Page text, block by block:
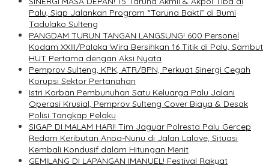
Palu, Siap Jalankan Program “Taruna Bakti” di Bumi
Tadulako Sulteng
PANGDAM TURUN TANGAN LANGSUNG! 600 Personel
Kodam XXIII/Palaka Wira Bersihkan 16 Titik di Palu, Sambut
HUT Pertama dengan Aksi Nyata
Pemprov Sulteng, KPK, ATR/BPN, Perkuat Sinergi Cegah
Korupsi Sektor Pertanahan
Istri Korban Pembunuhan Satu Keluarga Palu Jalani
Operasi Krusial, Pemprov Sulteng Cover Biaya & Desak
Polisi Tangkap Pelaku
SIGAP DI MALAM HARI! Tim Jaguar Polresta Palu Gercep
Redam Keributan Anoa-Nunu di Jalan Lalove, Situasi
Kembali Kondusif dalam Hitungan Menit
GEMILANG DI LAPANGAN IMANUEL! Festival Rakyat